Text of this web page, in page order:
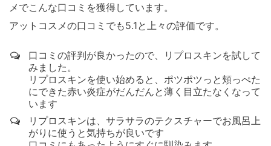
メでこんな口コミを獲得しています。
アットコスメの口コミでも5.1と上々の評価です。
口コミの評判が良かったので、リプロスキンを試して
みました。
リプロスキンを使い始めると、ポツポツっと頬っぺた
にできた赤い炎症がだんだんと薄く目立たなくなって
います
リプロスキンは、サラサラのテクスチャーでお風呂上
がりに使うと気持ちが良いです